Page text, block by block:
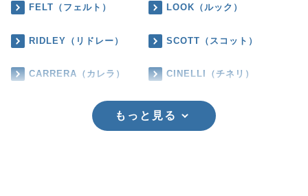
FELT（フェルト） LOOK（ルック）
RIDLEY（リドレー） SCOTT（スコット）
CARRERA（カレラ） CINELLI（チネリ）
もっと見る